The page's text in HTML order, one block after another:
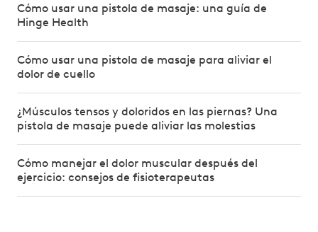
Cómo usar una pistola de masaje: una guía de
Hinge Health
Cómo usar una pistola de masaje para aliviar el
dolor de cuello
¿Músculos tensos y doloridos en las piernas? Una
pistola de masaje puede aliviar las molestias
Cómo manejar el dolor muscular después del
ejercicio: consejos de fisioterapeutas